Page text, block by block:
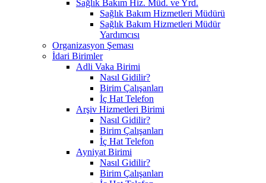
Sağlık Bakım Hiz. Müd. ve Yrd.
Sağlık Bakım Hizmetleri Müdürü
Sağlık Bakım Hizmetleri Müdür
Yardımcısı
Organizasyon Şeması
İdari Birimler
Adli Vaka Birimi
Nasıl Gidilir?
Birim Çalışanları
İç Hat Telefon
Arşiv Hizmetleri Birimi
Nasıl Gidilir?
Birim Çalışanları
İç Hat Telefon
Ayniyat Birimi
Nasıl Gidilir?
Birim Çalışanları